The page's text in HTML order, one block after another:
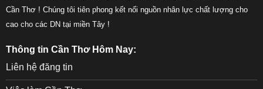
Cần Thơ ! Chúng tôi tiên phong kết nối nguồn nhân lực chất lượng cho
cao cho các DN tại miền Tây !
Thông tin Cần Thơ Hôm Nay:
Liên hệ đăng tin